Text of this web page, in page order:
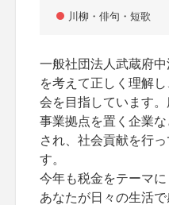
川柳・俳句・短歌
一般社団法人武蔵府
を考えて正しく理解
会を目指しています
事業拠点を置く企業
され、社会貢献を行
す。
今年も税金をテーマに
あなたが日々の生活